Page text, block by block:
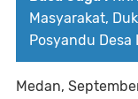
Masyarakat,
Posyandu Desa
Medan,